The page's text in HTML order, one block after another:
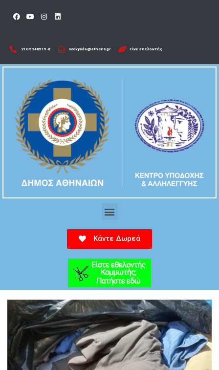
210 5246515-6​ seckyada@athens.gr Γίνε εθελοντής
Κάντε Δωρεά